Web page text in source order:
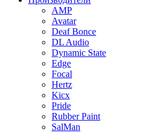
AMP
Avatar
Deaf Bonce
DL Audio
Dynamic State
Edge
Focal
Hertz
Kicx
Pride
Rubber Paint
SalMan